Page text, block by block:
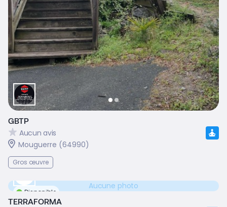
GBTP
Aucun avis
Mouguerre (64990)
Gros œuvre
Disponible
Aucune photo
TERRAFORMA